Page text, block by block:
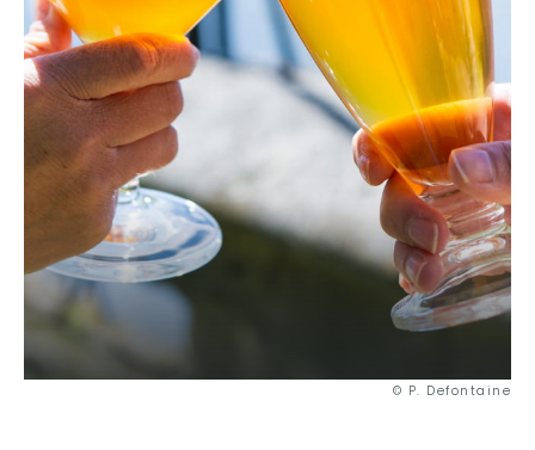
© P. Defontaine